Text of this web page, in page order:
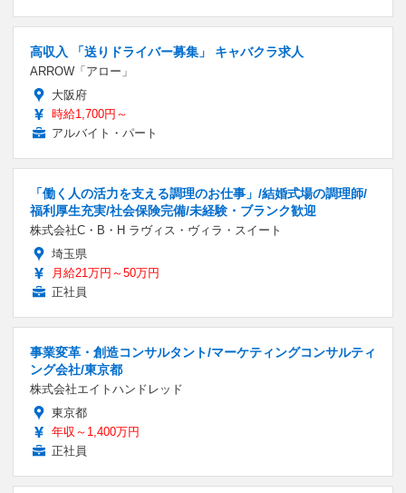
高収入 「送りドライバー募集」 キャバクラ求人
ARROW「アロー」
大阪府
時給1,700円～
アルバイト・パート
「働く人の活力を支える調理のお仕事」/結婚式場の調理師/
福利厚生充実/社会保険完備/未経験・ブランク歓迎
株式会社C・B・H ラヴィス・ヴィラ・スイート
埼玉県
月給21万円～50万円
正社員
事業変革・創造コンサルタント/マーケティングコンサルティ
ング会社/東京都
株式会社エイトハンドレッド
東京都
年収～1,400万円
正社員